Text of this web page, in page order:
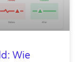
Wie